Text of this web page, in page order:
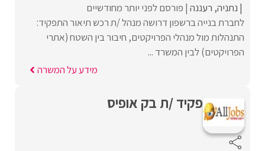
נתניה רעננה פורסם לפני יותר מחודשיים
לחברת בנייה ברשפון דרושה מנהל /ת רכש תיאור התפקיד:
התנהלות מול מנהלי הפרויקטים, חיבור בין השטח (אתרי
הפרויקטים) לבין המשרד ...
מידע על המשרה
פקיד /ת בק אופיס